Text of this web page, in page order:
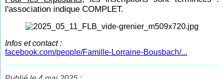
l'association indique COMPLET.
Infos et contact :
facebook.com/people/Famille-Lorraine-Bousbach/...